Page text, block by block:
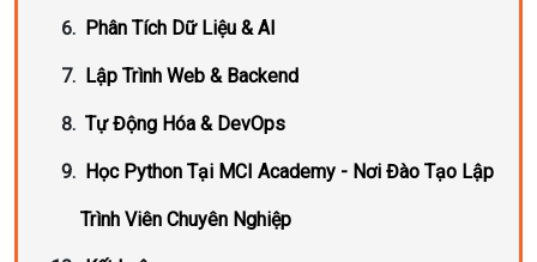
Phân Tích Dữ Liệu & AI
Lập Trình Web & Backend
Tự Động Hóa & DevOps
Học Python Tại MCI Academy - Nơi Đào Tạo Lập
Trình Viên Chuyên Nghiệp